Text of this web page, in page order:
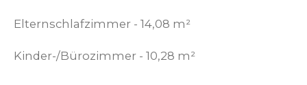
Elternschlafzimmer - 14,08 m²
Kinder-/Bürozimmer - 10,28 m²